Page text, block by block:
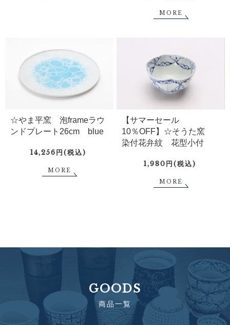
MORE
☆やま平窯 泡frameラウ
ンドプレート26cm blue
14,256円(税込)
MORE
【サマーセール
10％OFF】☆そうた窯
染付花弁紋 花型小付
1,980円(税込)
MORE
GOODS
商品一覧